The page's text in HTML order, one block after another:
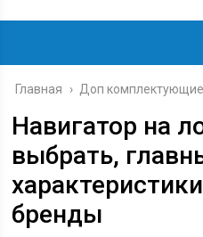
Главная › Доп комплектующие
Навигатор на
выбрать,
бренды